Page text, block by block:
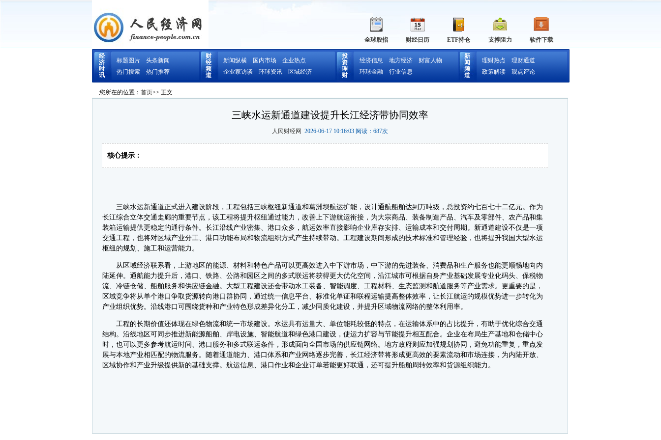
软件下载
支撑阻力
ETF持仓
财经日历
全球股指
经
济
时
讯
标题图片
头条新闻
热门搜索
热门推荐
财
经
频
道
新闻纵横 国内市场
企业热点
企业家访谈
环球资讯 区域经济
投
资
理
财
经济信息 地方经济
财富人物
环球金融
行业信息
新
闻
频
道
理财热点
理财通道
政策解读
观点评论
您所在的位置： 首页>> 正文
三峡水运新通道建设提升长江经济带协同效率
人民财经网 2026-06-17 10:16:03 阅读： 687次
核心提示：
三峡水运新通道正式进入建设阶段，工程包括三峡枢纽新通道和葛洲坝航运扩能，设计通航船舶达到万吨级，总投资约七百七十二亿元。作为
长江综合立体交通走廊的重要节点，该工程将提升枢纽通过能力，改善上下游航运衔接，为大宗商品、装备制造产品、汽车及零部件、农产品和集
装箱运输提供更稳定的通行条件。长江沿线产业密集、港口众多，航运效率直接影响企业库存安排、运输成本和交付周期。新通道建设不仅是一项
交通工程，也将对区域产业分工、港口功能布局和物流组织方式产生持续带动。工程建设期间形成的技术标准和管理经验，也将提升我国大型水运
枢纽的规划、施工和运营能力。
从区域经济联系看，上游地区的能源、材料和特色产品可以更高效进入中下游市场，中下游的先进装备、消费品和生产服务也能更顺畅地向内
陆延伸。通航能力提升后，港口、铁路、公路和园区之间的多式联运将获得更大优化空间，沿江城市可根据自身产业基础发展专业化码头、保税物
流、冷链仓储、船舶服务和供应链金融。大型工程建设还会带动水工装备、智能调度、工程材料、生态监测和航道服务等产业需求。更重要的是，
区域竞争将从单个港口争取货源转向港口群协同，通过统一信息平台、标准化单证和联程运输提高整体效率，让长江航运的规模优势进一步转化为
产业组织优势。沿线港口可围绕货种和产业特色形成差异化分工，减少同质化建设，并提升区域物流网络的整体利用率。
工程的长期价值还体现在绿色物流和统一市场建设。水运具有运量大、单位能耗较低的特点，在运输体系中的占比提升，有助于优化综合交通
结构。沿线地区可同步推进新能源船舶、岸电设施、智能航道和绿色港口建设，使运力扩容与节能提升相互配合。企业在布局生产基地和仓储中心
时，也可以更多参考航运时间、港口服务和多式联运条件，形成面向全国市场的供应链网络。地方政府则应加强规划协同，避免功能重复，重点发
展与本地产业相匹配的物流服务。随着通道能力、港口体系和产业网络逐步完善，长江经济带将形成更高效的要素流动和市场连接，为内陆开放、
区域协作和产业升级提供新的基础支撑。航运信息、港口作业和企业订单若能更好联通，还可提升船舶周转效率和货源组织能力。